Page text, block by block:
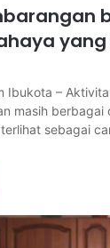
Ibukota –
masih berbagai
sebagai